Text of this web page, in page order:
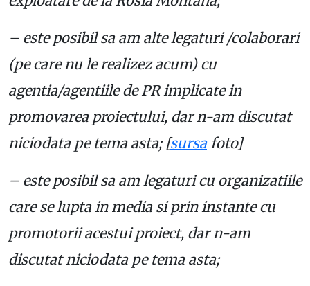
– este posibil sa am alte legaturi /colaborari
(pe care nu le realizez acum) cu
agentia/agentiile de PR implicate in
promovarea proiectului, dar n-am discutat
niciodata pe tema asta; [sursafoto]
– este posibil sa am legaturi cu organizatiile
care se lupta in media si prin instante cu
promotorii acestui proiect, dar n-am
discutat niciodata pe tema asta;